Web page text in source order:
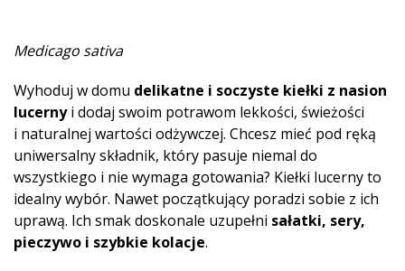
Medicago sativa
Wyhoduj w domu delikatne i soczyste kiełki z nasion
lucernyi dodaj swoim potrawom lekkości, świeżości
i naturalnej wartości odżywczej. Chcesz mieć pod ręką
uniwersalny składnik, który pasuje niemal do
wszystkiego i nie wymaga gotowania? Kiełki lucerny to
idealny wybór. Nawet początkujący poradzi sobie z ich
uprawą. Ich smak doskonale uzupełni sałatki, sery,
pieczywo i szybkie kolacje.